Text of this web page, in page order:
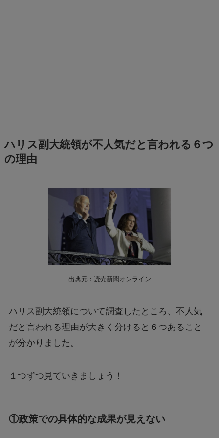
ハリス副大統領が不人気だと言われる６つ
の理由
出典元：読売新聞オンライン
ハリス副大統領について調査したところ、不人気
だと言われる理由が大きく分けると６つあること
が分かりました。
１つずつ見ていきましょう！
①政策での具体的な成果が見えない